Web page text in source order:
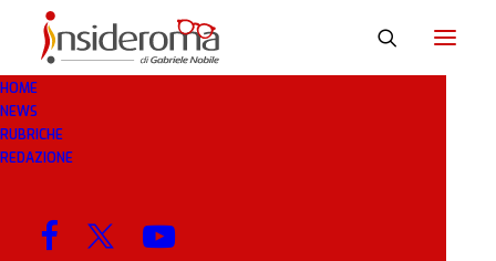
HOME
NEWS
RUBRICHE
REDAZIONE
28 MAR 2019
possiamo blindare